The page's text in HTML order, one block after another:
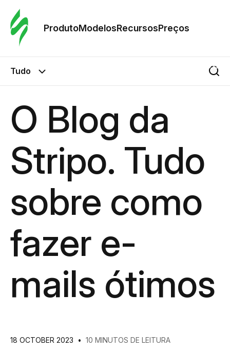
ProdutoModelosRecursosPreços
Tudo
O Blog da
Stripo. Tudo
sobre como
fazer e-
mails ótimos
18 OCTOBER 2023 • 10 MINUTOS DE LEITURA